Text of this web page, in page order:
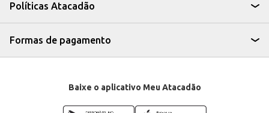
Políticas Atacadão
Formas de pagamento
Baixe o aplicativo Meu Atacadão